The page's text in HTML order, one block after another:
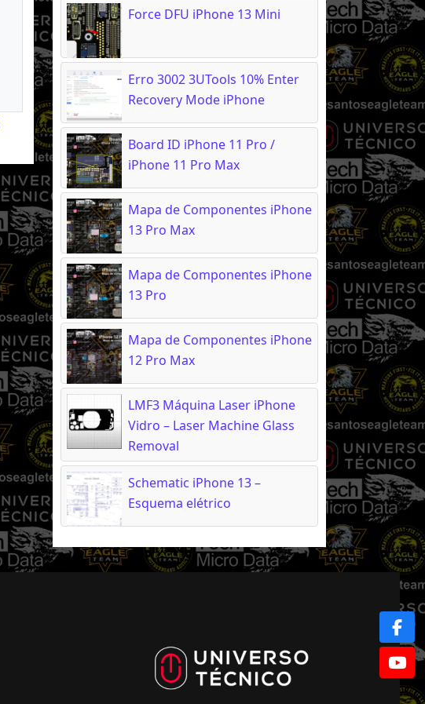
Force DFU iPhone 13 Mini
Erro 3002 3UTools 10% Enter
Recovery Mode iPhone
Board ID iPhone 11 Pro /
iPhone 11 Pro Max
Mapa de Componentes iPhone
13 Pro Max
Mapa de Componentes iPhone
13 Pro
Mapa de Componentes iPhone
12 Pro Max
LMF3 Máquina Laser iPhone
Vidro – Laser Machine Glass
Removal
Schematic iPhone 13 –
Esquema elétrico